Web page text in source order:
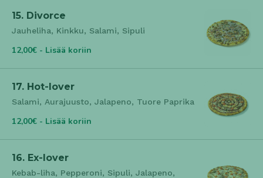
15. Divorce
Jauheliha, Kinkku, Salami, Sipuli
12,00€ - Lisää koriin
17. Hot-lover
Salami, Aurajuusto, Jalapeno, Tuore Paprika
12,00€ - Lisää koriin
16. Ex-lover
Kebab-liha, Pepperoni, Sipuli, Jalapeno,